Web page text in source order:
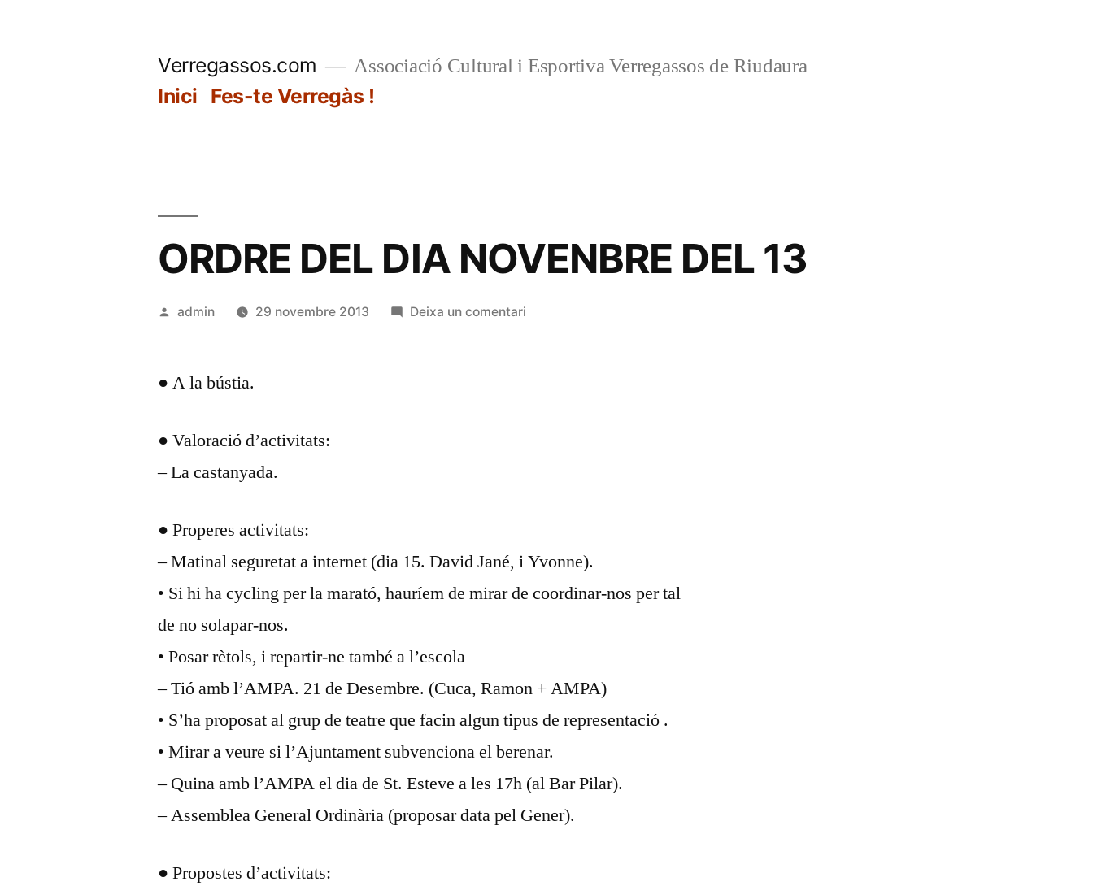
Verregassos.com Associació Cultural i Esportiva Verregassos de Riudaura
Inici Fes-te Verregàs !
ORDRE DEL DIA NOVENBRE DEL 13
Publicat
admin 29 novembre 2013 Deixa un comentaria
● A la bústia.
● Valoració d’activitats:
– La castanyada.
● Properes activitats:
– Matinal seguretat a internet (dia 15. David Jané, i Yvonne).
• Si hi ha cycling per la marató, hauríem de mirar de coordinar-nos per tal
de no solapar-nos.
• Posar rètols, i repartir-ne també a l’escola
– Tió amb l’AMPA. 21 de Desembre. (Cuca, Ramon + AMPA)
• S’ha proposat al grup de teatre que facin algun tipus de representació .
• Mirar a veure si l’Ajuntament subvenciona el berenar.
– Quina amb l’AMPA el dia de St. Esteve a les 17h (al Bar Pilar).
– Assemblea General Ordinària (proposar data pel Gener).
● Propostes d’activitats: